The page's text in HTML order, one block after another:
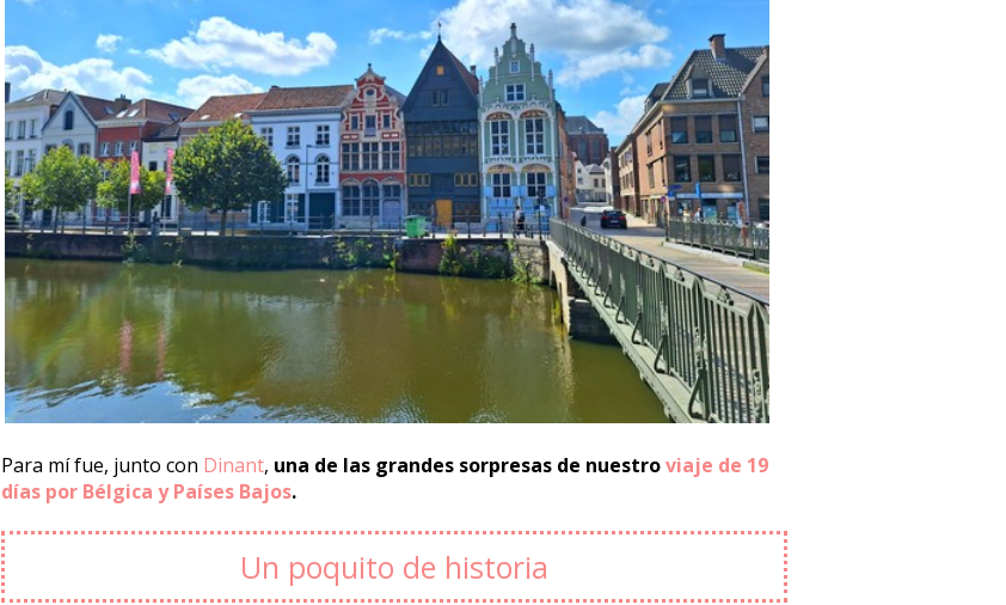
Para mí fue, junto con Dinant, una de las grandes sorpresas de nuestroviaje de 19
días por Bélgica y Países Bajos.
Un poquito de historia